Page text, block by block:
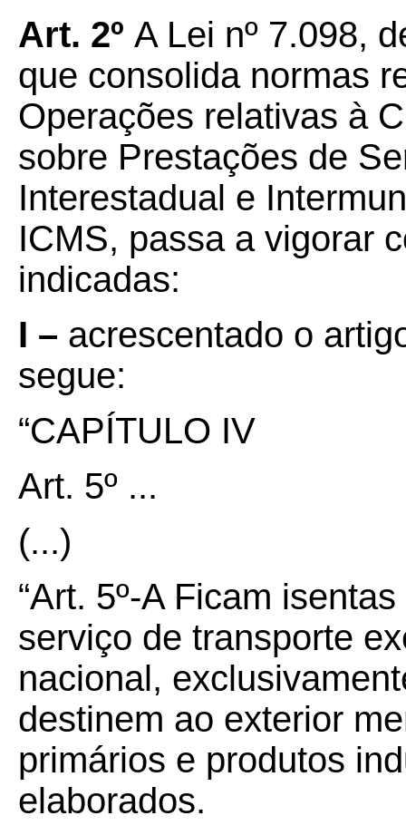
Art. 2º A Lei nº 7.098,
que consolida normas
Operações relativas à
sobre Prestações de
Interestadual e
ICMS, passa a vigorar
indicadas:
I – acrescentado o
segue:
“CAPÍTULO IV
Art. 5º ...
(...)
“Art. 5º-A Ficam
serviço de transporte
nacional,
destinem ao exterior
primários e produtos
elaborados.